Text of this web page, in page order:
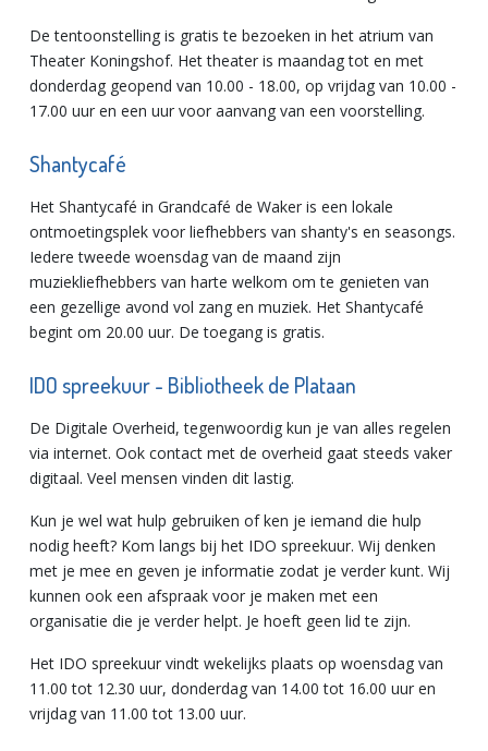
De tentoonstelling is gratis te bezoeken in het atrium van
Theater Koningshof. Het theater is maandag tot en met
donderdag geopend van 10.00 - 18.00, op vrijdag van 10.00 -
17.00 uur en een uur voor aanvang van een voorstelling.
Shantycafé
Het Shantycafé in Grandcafé de Waker is een lokale
ontmoetingsplek voor liefhebbers van shanty's en seasongs.
Iedere tweede woensdag van de maand zijn
muziekliefhebbers van harte welkom om te genieten van
een gezellige avond vol zang en muziek. Het Shantycafé
begint om 20.00 uur. De toegang is gratis.
IDO spreekuur - Bibliotheek de Plataan
De Digitale Overheid, tegenwoordig kun je van alles regelen
via internet. Ook contact met de overheid gaat steeds vaker
digitaal. Veel mensen vinden dit lastig.
Kun je wel wat hulp gebruiken of ken je iemand die hulp
nodig heeft? Kom langs bij het IDO spreekuur. Wij denken
met je mee en geven je informatie zodat je verder kunt. Wij
kunnen ook een afspraak voor je maken met een
organisatie die je verder helpt. Je hoeft geen lid te zijn.
Het IDO spreekuur vindt wekelijks plaats op woensdag van
11.00 tot 12.30 uur, donderdag van 14.00 tot 16.00 uur en
vrijdag van 11.00 tot 13.00 uur.